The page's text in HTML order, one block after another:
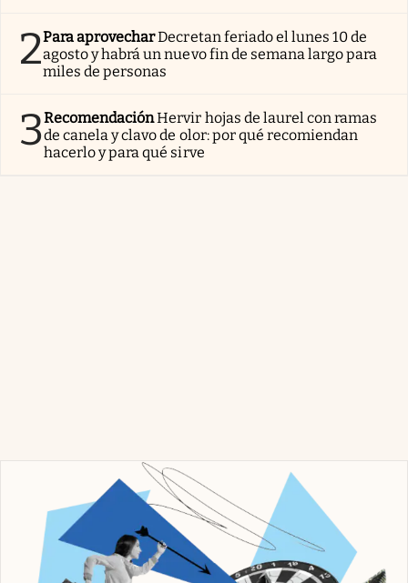
2Para aprovecharDecretan feriado el lunes 10 de
agosto y habrá un nuevo fin de semana largo para
miles de personas
3RecomendaciónHervir hojas de laurel con ramas
de canela y clavo de olor: por qué recomiendan
hacerlo y para qué sirve